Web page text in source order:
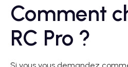
Comment
RC Pro ?